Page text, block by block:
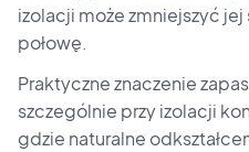
izolacji może zmniejszyć
połowę.
Praktyczne znaczenie
szczególnie przy izolacji
gdzie naturalne